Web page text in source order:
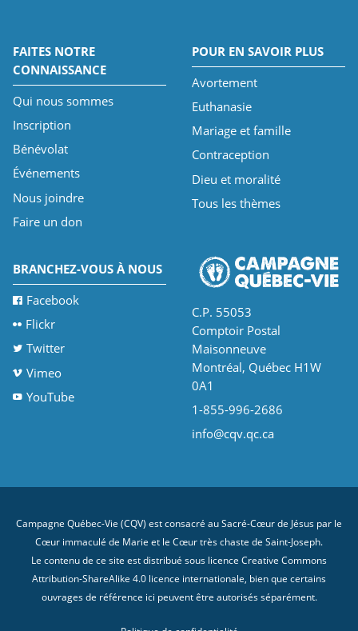
FAITES NOTRE
CONNAISSANCE
Qui nous sommes
Inscription
Bénévolat
Événements
Nous joindre
Faire un don
POUR EN SAVOIR PLUS
Avortement
Euthanasie
Mariage et famille
Contraception
Dieu et moralité
Tous les thèmes
BRANCHEZ-VOUS À NOUS
Facebook
Flickr
Twitter
Vimeo
YouTube
C.P. 55053
Comptoir Postal
Maisonneuve
Montréal, Québec H1W
0A1
1-855-996-2686
info@cqv.qc.ca
Campagne Québec-Vie (CQV) est consacré au Sacré-Cœur de Jésus par le
Cœur immaculé de Marie et le Cœur très chaste de Saint-Joseph.
Le contenu de ce site est distribué sous licence Creative Commons
Attribution-ShareAlike 4.0 licence internationale , bien que certains
ouvrages de référence ici peuvent être autorisés séparément.